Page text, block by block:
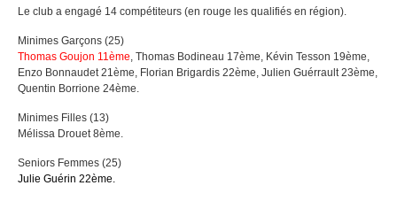
Le club a engagé 14 compétiteurs (en rouge les qualifiés en région).
Minimes Garçons (25)
Thomas Goujon 11ème, Thomas Bodineau 17ème, Kévin Tesson 19ème,
Enzo Bonnaudet 21ème, Florian Brigardis 22ème, Julien Guérrault 23ème,
Quentin Borrione 24ème.
Minimes Filles (13)
Mélissa Drouet 8ème.
Seniors Femmes (25)
Julie Guérin 22ème.